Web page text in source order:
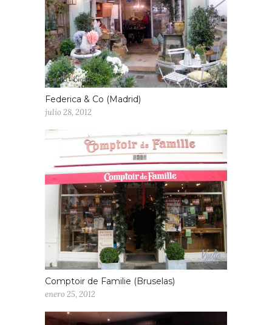
Federica & Co (Madrid)
julio 28, 2012
Comptoir de Familie (Bruselas)
enero 25, 2012